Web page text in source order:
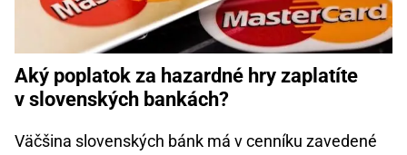
Aký poplatok za hazardné hry zaplatíte
v slovenských bankách?
Väčšina slovenských bánk má v cenníku zavedené